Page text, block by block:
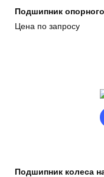
Подшипник
Цена по запросу
Подшипник колеса